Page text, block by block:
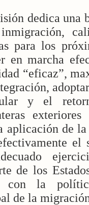
dedica una
para los
en marcha
“eficaz”,
y el
aplicación de
el
de los
con la
de la